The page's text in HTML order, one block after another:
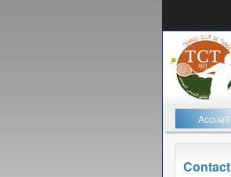
Accueil
Contact